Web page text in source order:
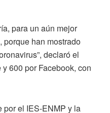
para un aún mejor
porque han mostrado
declaró el
600 por Facebook, con
por el IES-ENMP y la